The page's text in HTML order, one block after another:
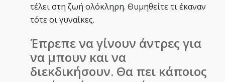
τέλει στη ζωή ολόκληρη. Θυμηθείτε τι έκαναν
τότε οι γυναίκες.
Έπρεπε να γίνουν άντρες για
να μπουν και να
διεκδικήσουν. Θα πει κάποιος